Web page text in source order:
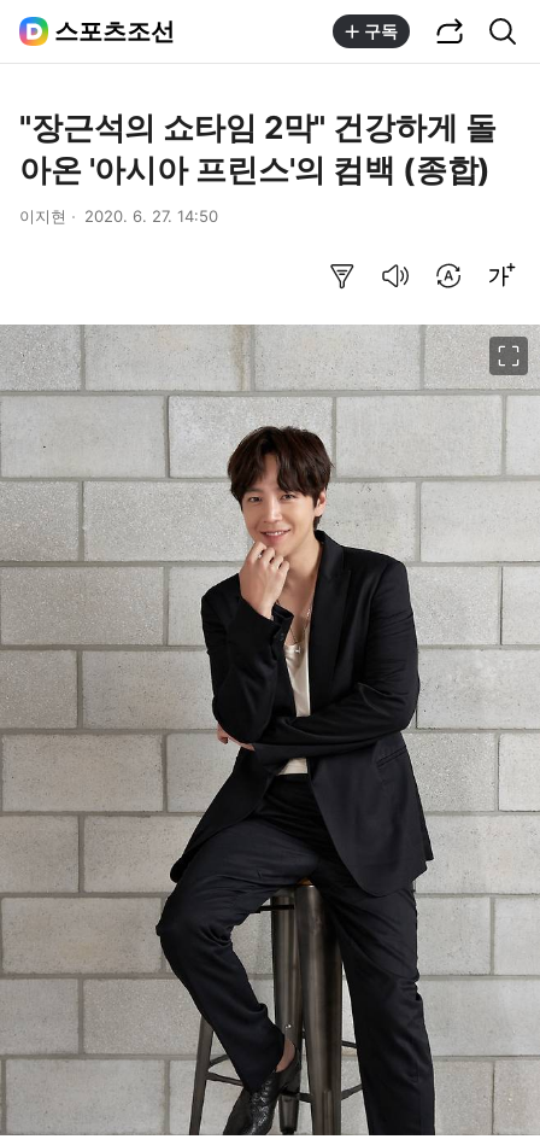
스포츠조선 구독
"장근석의 쇼타임 2막" 건강하게 돌
아온 '아시아 프린스'의 컴백 (종합)
이지현 2020. 6. 27. 14:50